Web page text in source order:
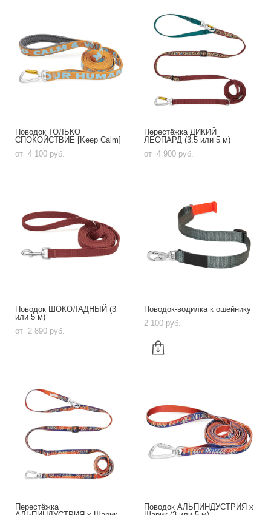
Поводок ТОЛЬКО
СПОКОЙСТВИЕ [Keep Calm]
от 4 100 pуб.
Перестёжка ДИКИЙ
ЛЕОПАРД (3.5 или 5 м)
от 4 900 pуб.
Поводок ШОКОЛАДНЫЙ (3
или 5 м)
от 2 890 pуб.
Поводок-водилка к ошейнику
2 100 pуб.
Перестёжка
Поводок АЛЬПИНДУСТРИЯ х